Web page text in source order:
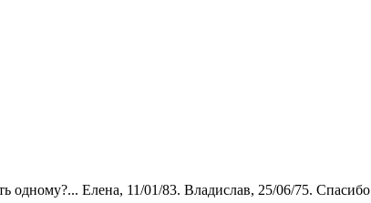
Елена, 11/01/83. Владислав, 25/06/75. Спасибо